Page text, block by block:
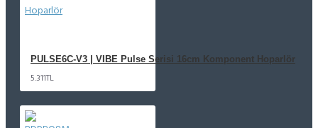
PULSE6C-V3 | VIBE Pulse Serisi 16cm Komponent Hoparlör
5.311TL